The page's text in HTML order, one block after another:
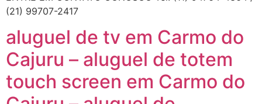
(21) 99707-2417
aluguel de tv em Carmo do
Cajuru – aluguel de totem
touch screen em Carmo do